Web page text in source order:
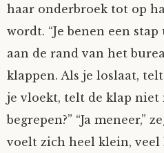
haar onderbroek tot op
wordt. “Je benen een
aan de rand van het
klappen. Als je loslaat,
je vloekt, telt de klap niet
begrepen?” “Ja meneer,”
voelt zich heel klein,